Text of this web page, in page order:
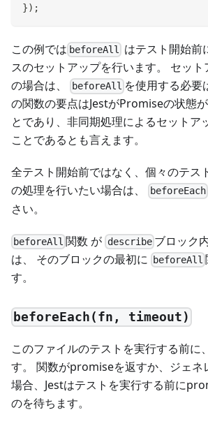
}) ;
この例では beforeAll
はテスト開始前
スのセットアップを行います。 セッ
の場合は、
beforeAll を使用する必要
の関数の要点はJestがPromiseの状態
とであり、非同期処理によるセットア
ことであるとも言えます。
全テスト開始前ではなく、個々のテス
の処理を行いたい場合は、
beforeEach
さい。
beforeAll 関数 が describeブロック
は、 そのブロックの最初に
beforeAll
す。
beforeEach(fn, timeout)
このファイルのテストを実行する前に
す。 関数がpromiseを返すか、ジェネ
場合、Jestはテストを実行する前に
のを待ちます。